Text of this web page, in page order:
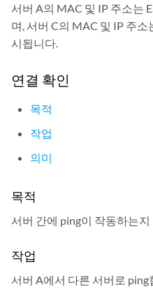
서버 A의 MAC 및 IP 주소는
며, 서버 C의 MAC 및 IP 주
시됩니다.
연결 확인
목적
작업
의미
목적
서버 간에 ping이 작동하는지
작업
서버 A에서 다른 서버로 ping